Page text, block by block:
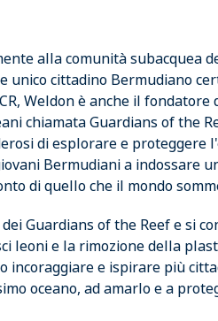
alla comunità subacquea
unico cittadino Bermudiano
Weldon è anche il fondatore
chiamata Guardians of the
di esplorare e proteggere
Bermudiani a indossare
di quello che il mondo
Guardians of the Reef e si
leoni e la rimozione della
incoraggiare e ispirare più
oceano, ad amarlo e a